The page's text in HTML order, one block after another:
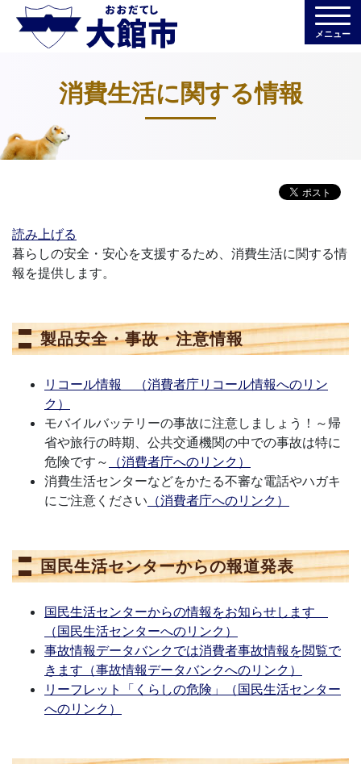
メニュー
消費生活に関する情報
読み上げる
暮らしの安全・安心を支援するため、消費生活に関する情
報を提供します。
製品安全・事故・注意情報
リコール情報 （消費者庁リコール情報へのリン
ク）
モバイルバッテリーの事故に注意しましょう！～帰
省や旅行の時期、公共交通機関の中での事故は特に
危険です～
（消費者庁へのリンク）
消費生活センターなどをかたる不審な電話やハガキ
にご注意ください （消費者庁へのリンク）
国民生活センターからの報道発表
国民生活センターからの情報をお知らせします
（国民生活センターへのリンク）
事故情報データバンクでは消費者事故情報を閲覧で
きます（事故情報データバンクへのリンク）
リーフレット「くらしの危険」（国民生活センター
へのリンク）